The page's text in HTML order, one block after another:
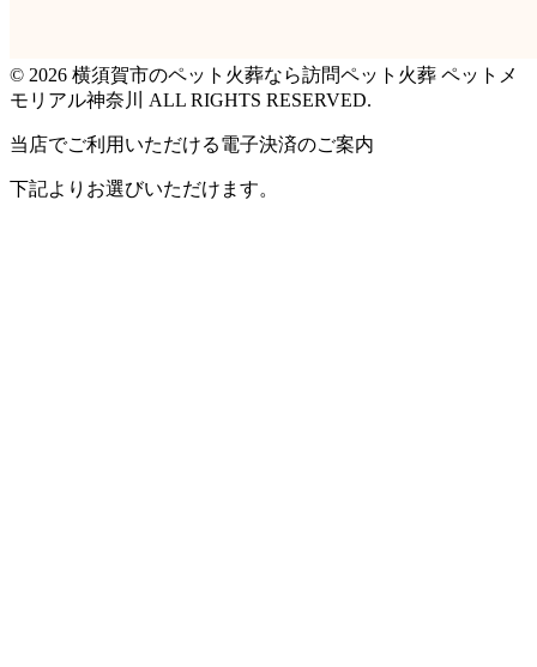
© 2026 横須賀市のペット火葬なら訪問ペット火葬 ペットメ
モリアル神奈川 ALL RIGHTS RESERVED.
当店でご利用いただける電子決済のご案内
下記よりお選びいただけます。